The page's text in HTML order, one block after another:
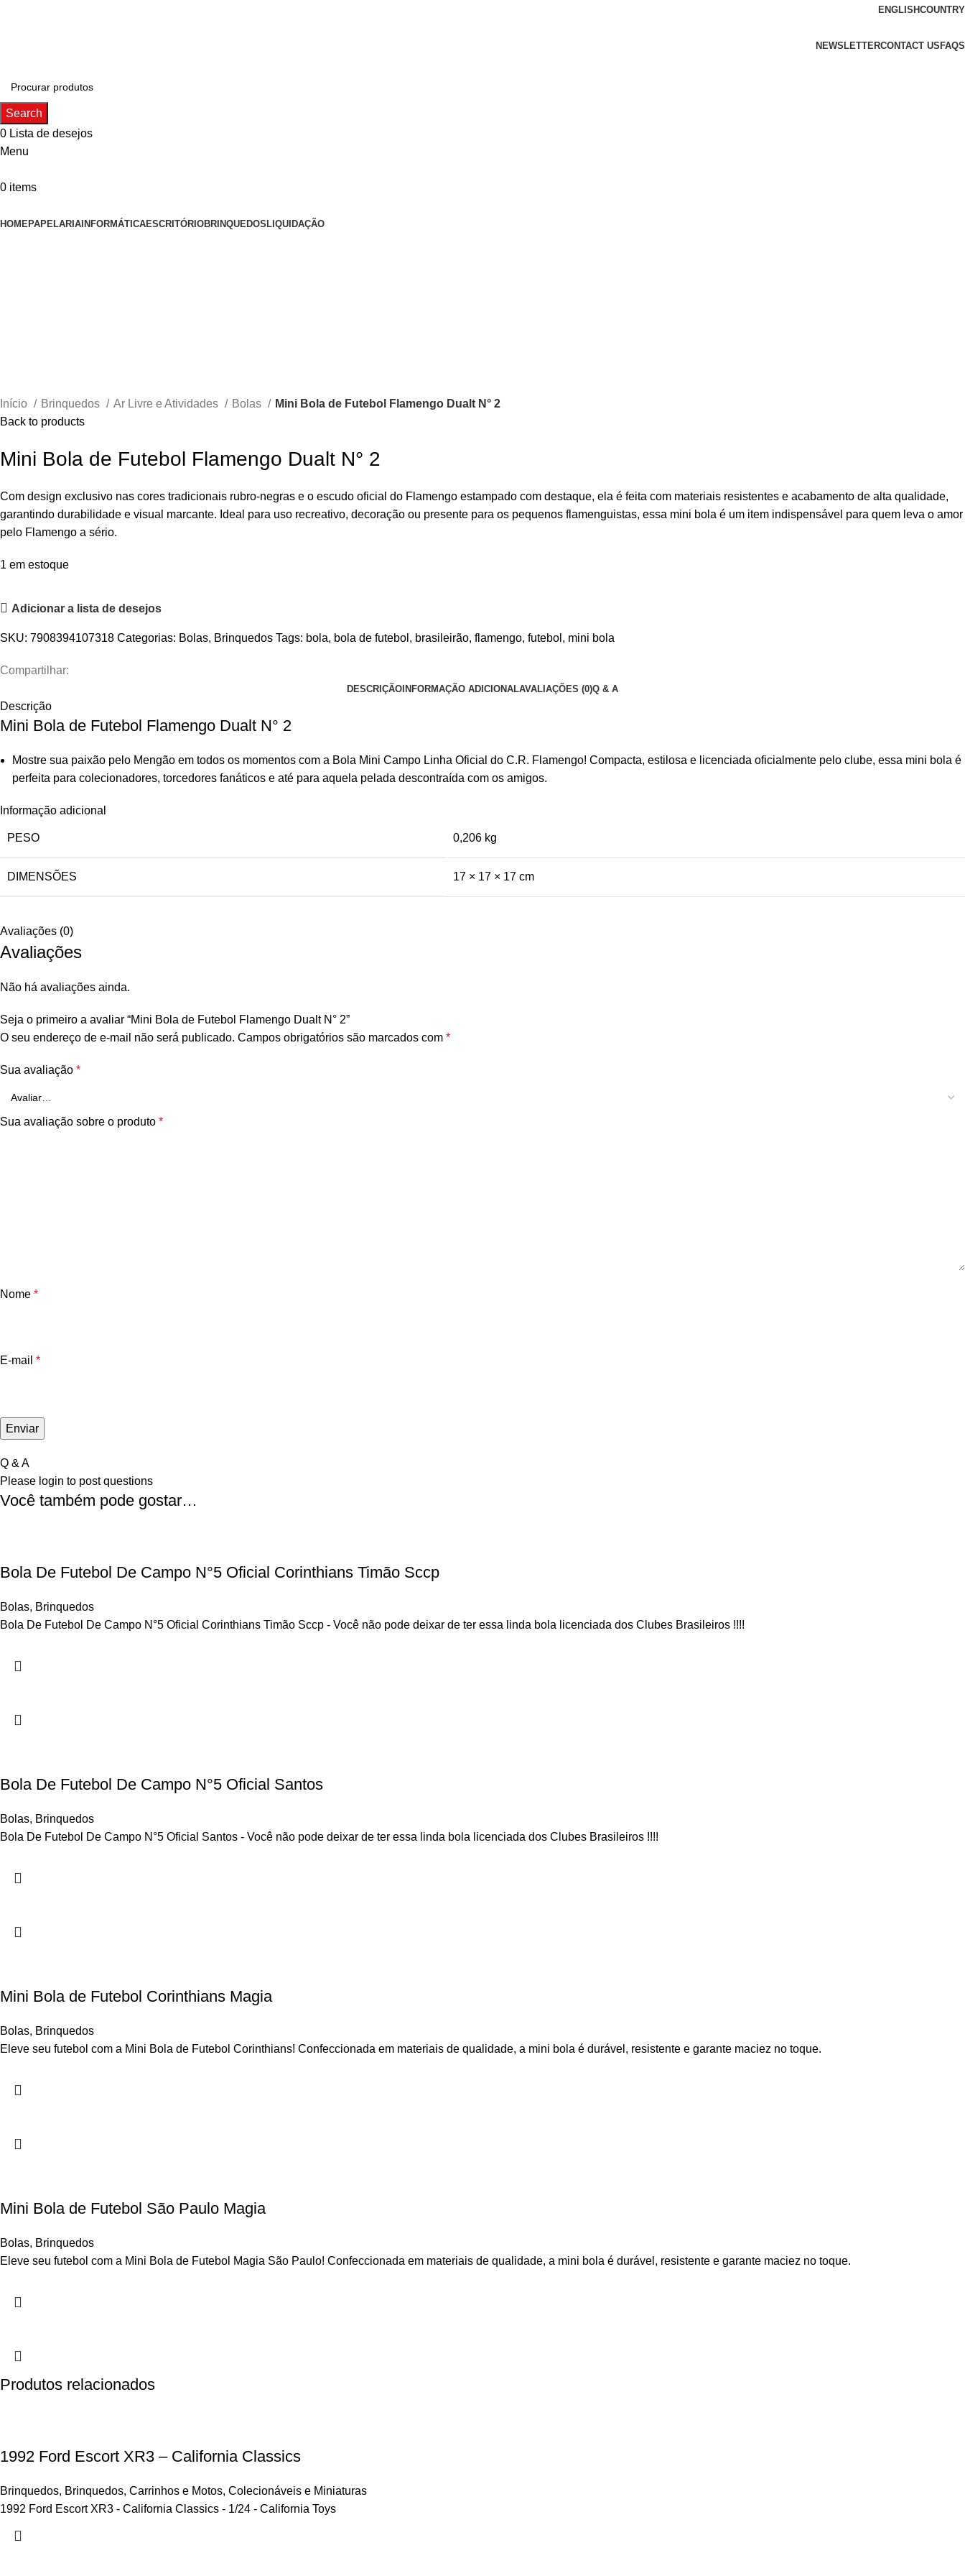
ENGLISHCOUNTRY
NEWSLETTERCONTACT US FAQS
Search
0 Lista de desejos
Menu
0 items
HOMEPAPELARIA INFORMÁTICAESCRITÓRIOBRINQUEDOS LIQUIDAÇÃO
Início Brinquedos Ar Livre e Atividades Bolas
Mini Bola de Futebol Flamengo Dualt N° 2
Back to products
Mini Bola de Futebol Flamengo Dualt N° 2
Com design exclusivo nas cores tradicionais rubro-negras e o escudo oficial do Flamengo estampado com destaque, ela é feita com materiais resistentes e acabamento de alta qualidade,
garantindo durabilidade e visual marcante. Ideal para uso recreativo, decoração ou presente para os pequenos flamenguistas, essa mini bola é um item indispensável para quem leva o amor
pelo Flamengo a sério.
1 em estoque
Adicionar a lista de desejos
SKU: 7908394107318 Categorias: Bolas, Brinquedos Tags: bola, bola de futebol , brasileirão, flamengo, futebol , mini bola
Compartilhar:
DESCRIÇÃO INFORMAÇÃO ADICIONALAVALIAÇÕES (0)Q & A
Descrição
Mini Bola de Futebol Flamengo Dualt N° 2
Mostre sua paixão pelo Mengão em todos os momentos com a Bola Mini Campo Linha Oficial do C.R. Flamengo! Compacta, estilosa e licenciada oficialmente pelo clube, essa mini bola é
perfeita para colecionadores, torcedores fanáticos e até para aquela pelada descontraída com os amigos.
Informação adicional
PESO 0,206 kg
DIMENSÕES 17 × 17 × 17 cm
Avaliações (0)
Avaliações
Não há avaliações ainda.
Seja o primeiro a avaliar “Mini Bola de Futebol Flamengo Dualt N° 2”
O seu endereço de e-mail não será publicado. Campos obrigatórios são marcados com *
Sua avaliação *
Sua avaliação sobre o produto *
Nome *
E-mail *
Q & A
Please login to post questions
Você também pode gostar…
Bola De Futebol De Campo N°5 Oficial Corinthians Timão Sccp
Bolas, Brinquedos
Bola De Futebol De Campo N°5 Oficial Corinthians Timão Sccp - Você não pode deixar de ter essa linda bola licenciada dos Clubes Brasileiros !!!!
Bola De Futebol De Campo N°5 Oficial Santos
Bolas, Brinquedos
Bola De Futebol De Campo N°5 Oficial Santos - Você não pode deixar de ter essa linda bola licenciada dos Clubes Brasileiros !!!!
Mini Bola de Futebol Corinthians Magia
Bolas, Brinquedos
Eleve seu futebol com a Mini Bola de Futebol Corinthians! Confeccionada em materiais de qualidade, a mini bola é durável, resistente e garante maciez no toque.
Mini Bola de Futebol São Paulo Magia
Bolas, Brinquedos
Eleve seu futebol com a Mini Bola de Futebol Magia São Paulo! Confeccionada em materiais de qualidade, a mini bola é durável, resistente e garante maciez no toque.
Produtos relacionados
1992 Ford Escort XR3 – California Classics
Brinquedos, Brinquedos, Carrinhos e Motos, Colecionáveis e Miniaturas
1992 Ford Escort XR3 - California Classics - 1/24 - California Toys